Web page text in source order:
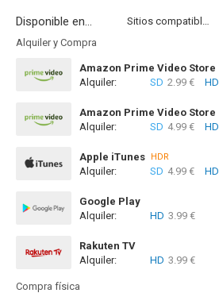
Disponible en...
Sitios compatibles
Alquiler y Compra
Amazon Prime Video Store
Alquiler:
SD 2.99 € HD
Amazon Prime Video Store
Alquiler:
SD 4.99 € HD
Apple iTunes HDR
Alquiler: SD 4.99 € HD
Google Play
Alquiler:
HD 3.99 €
Rakuten TV
Alquiler:
HD 3.99 €
Compra física